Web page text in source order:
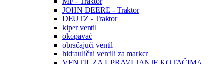
JOHN DEERE - Traktor
DEUTZ - Traktor
kiper ventil
okopavač
obračajuči ventil
hidraulični ventili za marker
VENTIL ZA UPRAVLJANJE KOTAČIMA